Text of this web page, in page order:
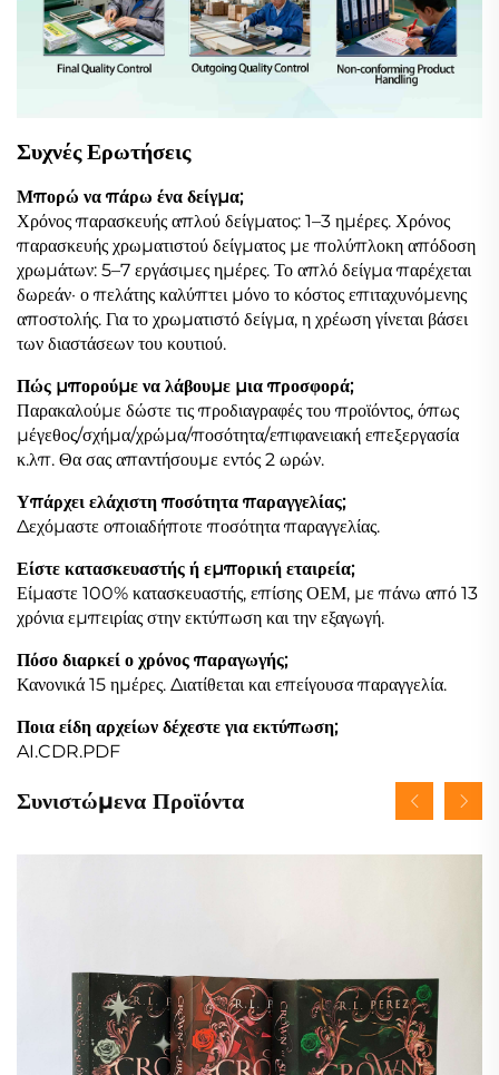
Συχνές Ερωτήσεις
Μπορώ να πάρω ένα δείγμα;
Χρόνος παρασκευής απλού δείγματος: 1–3 ημέρες. Χρόνος
παρασκευής χρωματιστού δείγματος με πολύπλοκη απόδοση
χρωμάτων: 5–7 εργάσιμες ημέρες. Το απλό δείγμα παρέχεται
δωρεάν· ο πελάτης καλύπτει μόνο το κόστος επιταχυνόμενης
αποστολής. Για το χρωματιστό δείγμα, η χρέωση γίνεται βάσει
των διαστάσεων του κουτιού.
Πώς μπορούμε να λάβουμε μια προσφορά;
Παρακαλούμε δώστε τις προδιαγραφές του προϊόντος, όπως
μέγεθος/σχήμα/χρώμα/ποσότητα/επιφανειακή επεξεργασία
κ.λπ. Θα σας απαντήσουμε εντός 2 ωρών.
Υπάρχει ελάχιστη ποσότητα παραγγελίας;
Δεχόμαστε οποιαδήποτε ποσότητα παραγγελίας.
Είστε κατασκευαστής ή εμπορική εταιρεία;
Είμαστε 100% κατασκευαστής, επίσης ΟΕΜ, με πάνω από 13
χρόνια εμπειρίας στην εκτύπωση και την εξαγωγή.
Πόσο διαρκεί ο χρόνος παραγωγής;
Κανονικά 15 ημέρες. Διατίθεται και επείγουσα παραγγελία.
Ποια είδη αρχείων δέχεστε για εκτύπωση;
AI.CDR.PDF
Συνιστώμενα Προϊόντα